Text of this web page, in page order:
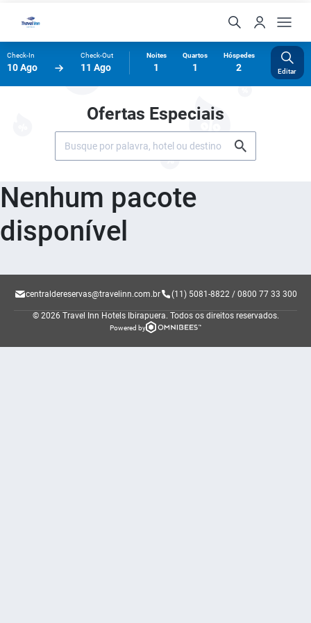
Check-In
10 Ago
Check-Out
11 Ago
Noites
1
Quartos
1
Hóspedes
2 Editar
Ofertas Especiais
Nenhum pacote
disponível
centraldereservas@travelinn.com.br (11) 5081-8822 / 0800 77 33 300
© 2026 Travel Inn Hotels Ibirapuera. Todos os direitos reservados.
Powered by